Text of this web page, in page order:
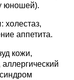
юношей).
холестаз,
аппетита.
кожи,